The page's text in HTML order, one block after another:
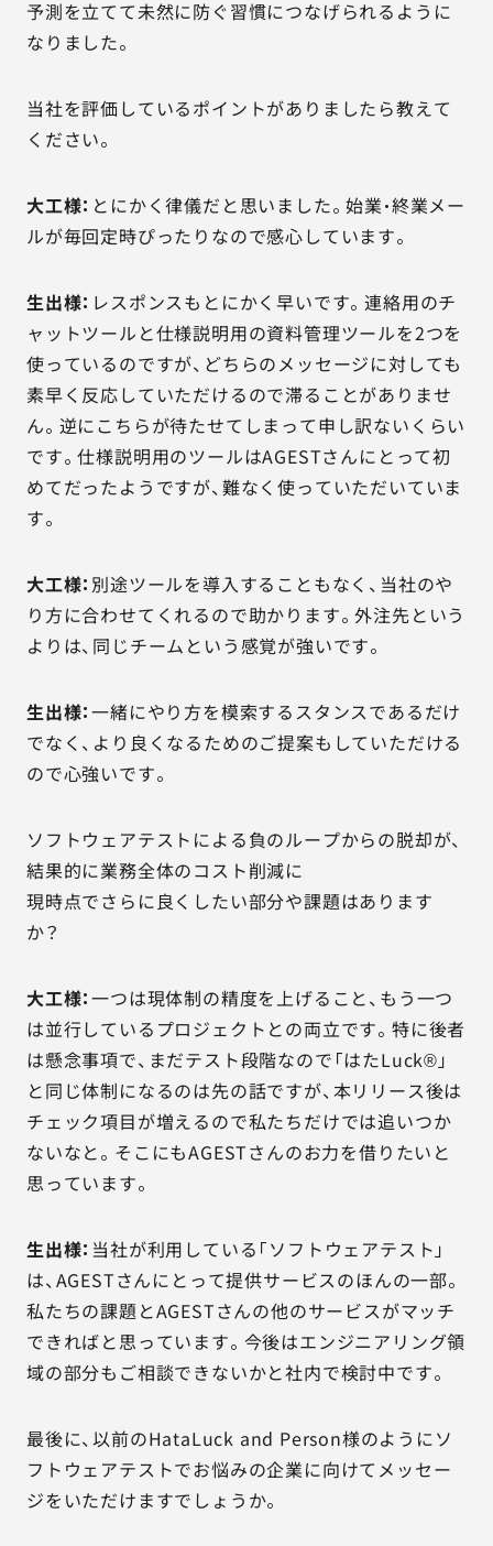
予測を立てて未然に防ぐ習慣につなげられるように
なりました。
当社を評価しているポイントがありましたら教えて
ください。
大工様： とにかく律儀だと思いました。始業・終業メー
ルが毎回定時ぴったりなので感心しています。
生出様： レスポンスもとにかく早いです。連絡用のチ
ャットツールと仕様説明用の資料管理ツールを2つを
使っているのですが、どちらのメッセージに対しても
素早く反応していただけるので滞ることがありませ
ん。逆にこちらが待たせてしまって申し訳ないくらい
です。仕様説明用のツールはAGESTさんにとって初
めてだったようですが、難なく使っていただいていま
す。
大工様： 別途ツールを導入することもなく、当社のや
り方に合わせてくれるので助かります。外注先という
よりは、同じチームという感覚が強いです。
生出様：一緒にやり方を模索するスタンスであるだけ
でなく、より良くなるためのご提案もしていただける
ので心強いです。
ソフトウェアテストによる負のループからの脱却が、
結果的に業務全体のコスト削減に
現時点でさらに良くしたい部分や課題はあります
か？
大工様：一つは現体制の精度を上げること、もう一つ
は並行しているプロジェクトとの両立です。特に後者
は懸念事項で、まだテスト段階なので「はたLuck®」
と同じ体制になるのは先の話ですが、本リリース後は
チェック項目が増えるので私たちだけでは追いつか
ないなと。そこにもAGESTさんのお力を借りたいと
思っています。
生出様： 当社が利用している「ソフトウェアテスト」
は、AGESTさんにとって提供サービスのほんの一部。
私たちの課題とAGESTさんの他のサービスがマッチ
できればと思っています。今後はエンジニアリング領
域の部分もご相談できないかと社内で検討中です。
最後に、以前のHataLuck and Person様のようにソ
フトウェアテストでお悩みの企業に向けてメッセー
ジをいただけますでしょうか。